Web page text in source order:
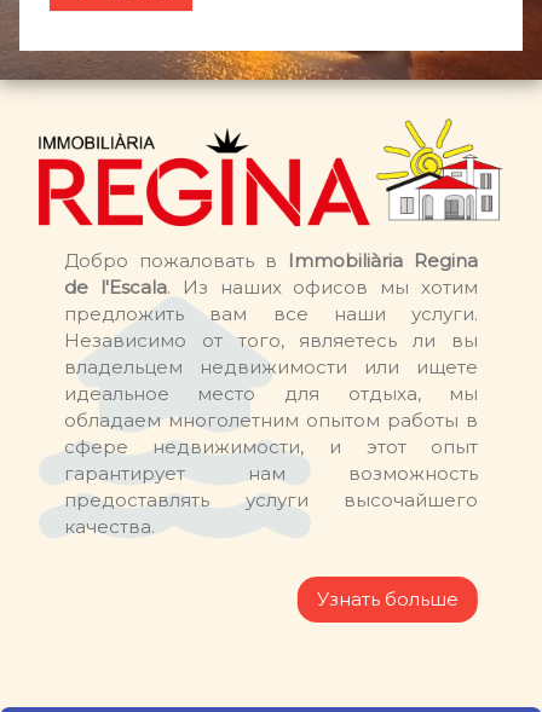
Добро пожаловать в Immobiliària Regina
de l'Escala. Из наших офисов мы хотим
предложить вам все наши услуги.
Независимо от того, являетесь ли вы
владельцем недвижимости или ищете
идеальное место для отдыха, мы
обладаем многолетним опытом работы в
сфере недвижимости, и этот опыт
гарантирует нам возможность
предоставлять услуги высочайшего
качества.
Узнать больше